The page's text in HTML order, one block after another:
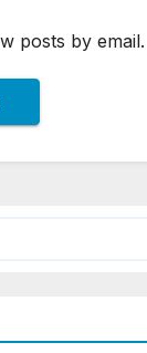
posts by email.